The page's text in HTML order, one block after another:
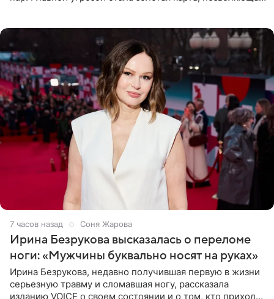
7 часов назад Соня Жарова
Ирина Безрукова высказалась о переломе
ноги: «Мужчины буквально носят на руках»
Ирина Безрукова, недавно получившая первую в жизни
серьезную травму и сломавшая ногу, рассказала
изданию VOICE о своем состоянии и о том, кто приходит